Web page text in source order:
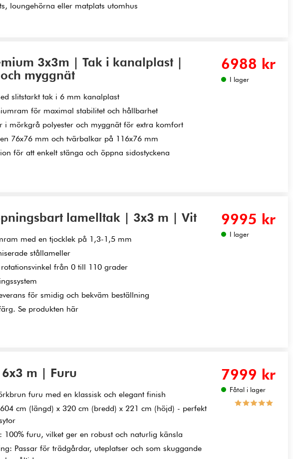
loungehörna eller matplats utomhus
3x3m | Tak i kanalplast |
myggnät
slitstarkt tak i 6 mm kanalplast
för maximal stabilitet och hållbarhet
i mörkgrå polyester och myggnät för extra komfort
76x76 mm och tvärbalkar på 116x76 mm
för att enkelt stänga och öppna sidostyckena
6988 kr
I lager
lamelltak | 3x3 m | Vit
med en tjocklek på 1,3-1,5 mm
stållameller
från 0 till 110 grader
för smidig och bekväm beställning
Se produkten här
9995 kr
I lager
m | Furu
furu med en klassisk och elegant finish
cm (längd) x 320 cm (bredd) x 221 cm (höjd) - perfekt
100% furu, vilket ger en robust och naturlig känsla
Passar för trädgårdar, uteplatser och som skuggande
7999 kr
Fåtal i lager